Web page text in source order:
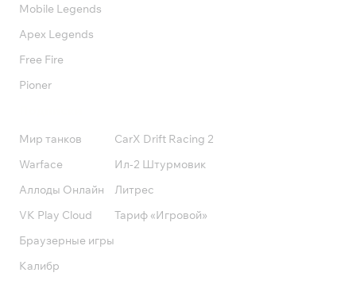
Mobile Legends
Apex Legends
Free Fire
Pioner
Мир танков
Warface
Аллоды Онлайн
VK Play Cloud
Браузерные игры
Калибр
CarX Drift Racing 2
Ил-2 Штурмовик
Литрес
Тариф «Игровой»